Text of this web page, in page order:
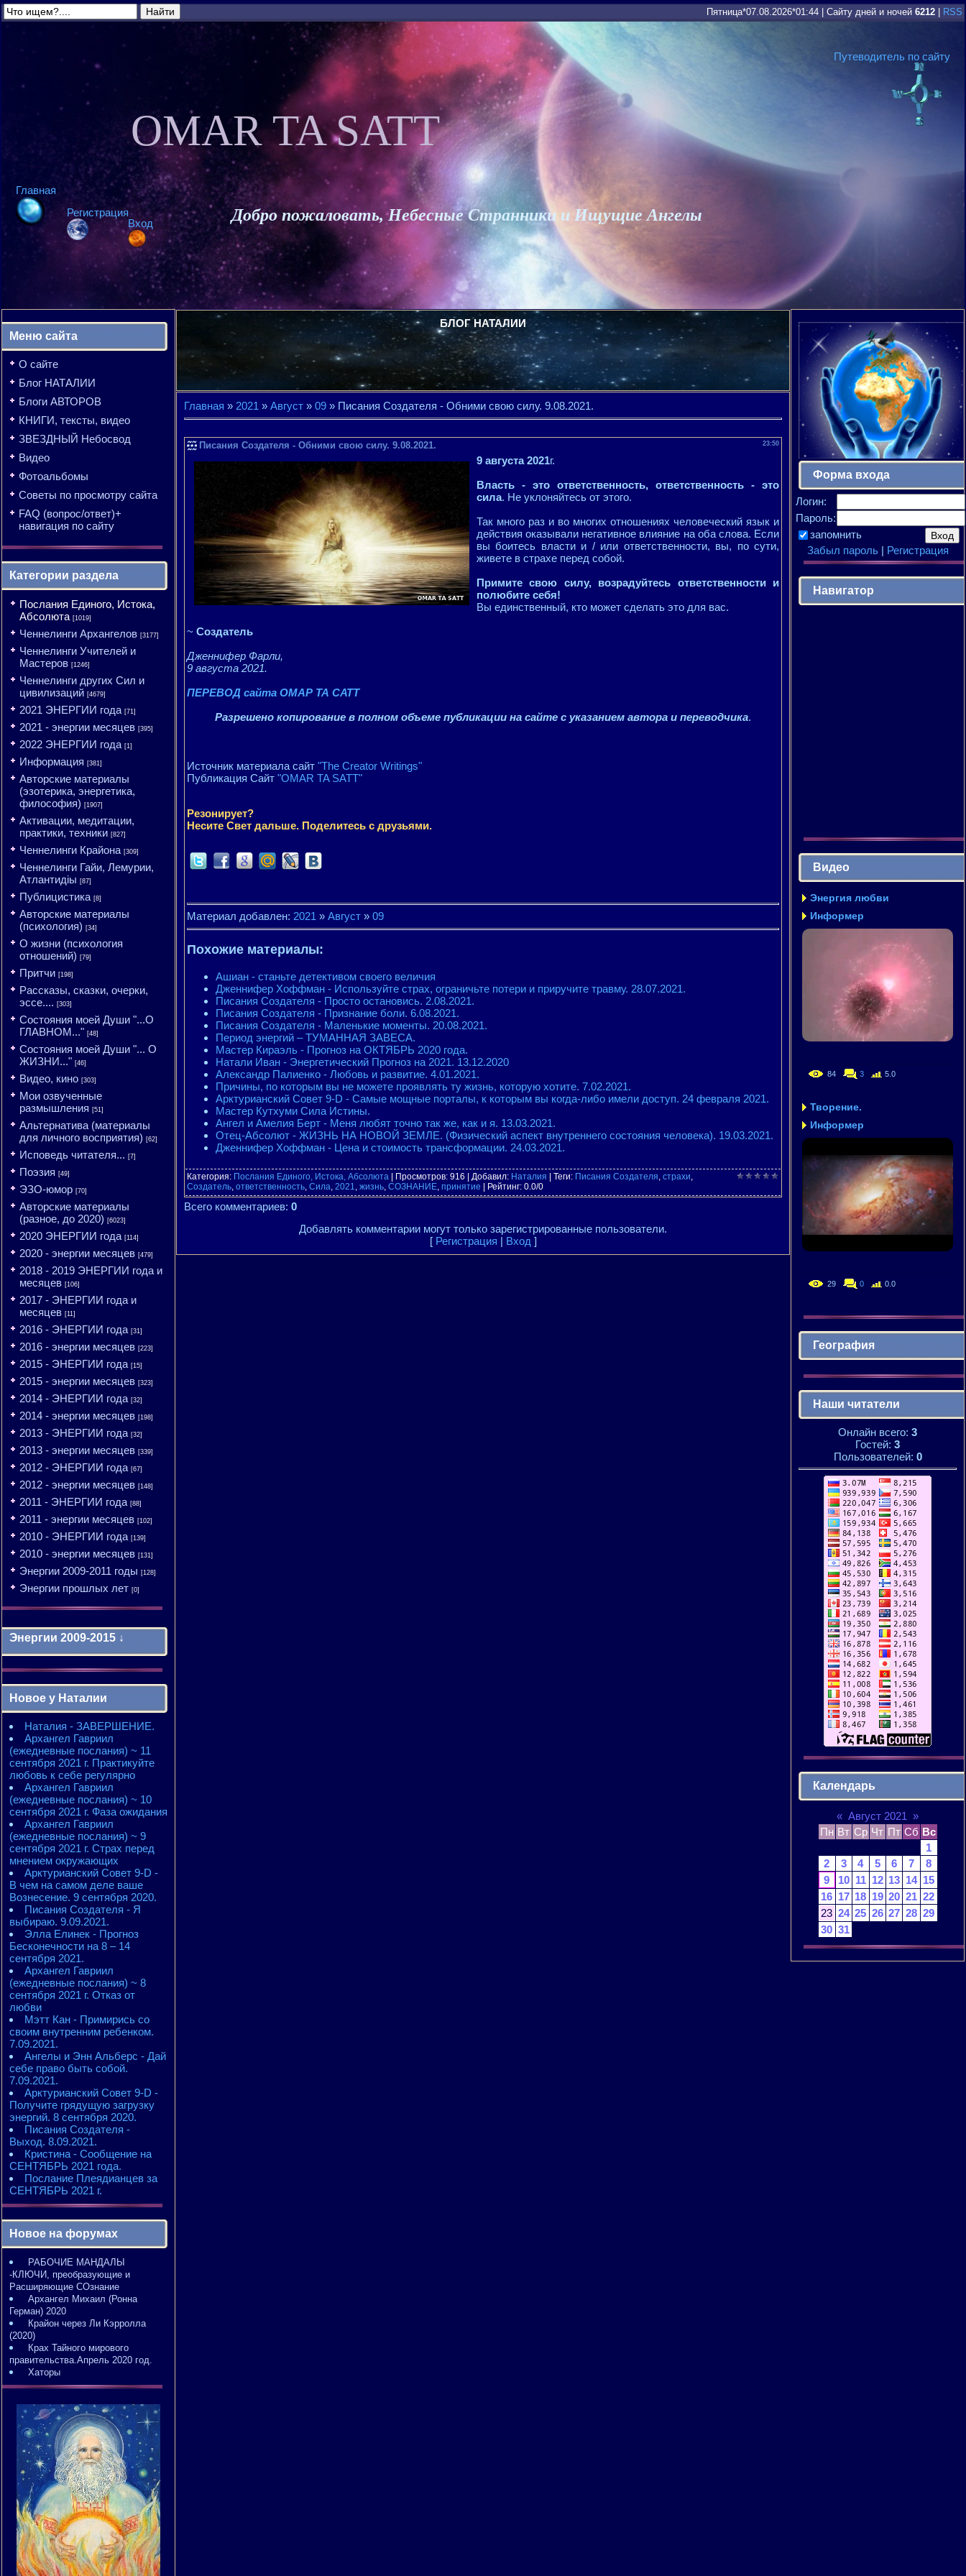
Пятница*07.08.2026*01:44 Сайту дней и ночей 6212 RSS
Путеводитель по сайту
Главная
Регистрация
Вход
OMAR TA SATT
Добро пожаловать, Небесные Странники и Ищущие Ангелы
Меню сайта
О сайте
Блог НАТАЛИИ
Блоги АВТОРОВ
КНИГИ, тексты, видео
ЗВЕЗДНЫЙ Небосвод
Видео
Фотоальбомы
Советы по просмотру сайта
FAQ (вопрос/ответ)+
навигация по сайту
Категории раздела
Послания Единого, Истока,
Абсолюта [1019]
Ченнелинги Архангелов [3177]
Ченнелинги Учителей и
Мастеров [1246]
Ченнелинги других Сил и
цивилизаций [4679]
2021 ЭНЕРГИИ года [71]
2021 - энергии месяцев [395]
2022 ЭНЕРГИИ года [1]
Информация [381]
Авторские материалы
(эзотерика, энергетика,
философия) [1907]
Активации, медитации,
практики, техники [827]
Ченнелинги Крайона [309]
Ченнелинги Гайи, Лемурии,
Атлантидіы [87]
Публицистика [8]
Авторские материалы
(психология) [34]
О жизни (психология
отношений) [79]
Притчи [198]
Рассказы, сказки, очерки,
эссе.... [303]
Состояния моей Души "...О
ГЛАВНОМ..." [48]
Состояния моей Души "... О
ЖИЗНИ..." [46]
Видео, кино [303]
Мои озвученные
размышления [51]
Альтернатива (материалы
для личного восприятия) [62]
Исповедь читателя... [7]
Поэзия [49]
ЭЗО-юмор [70]
Авторские материалы
(разное, до 2020) [6023]
2020 ЭНЕРГИИ года [114]
2020 - энергии месяцев [479]
2018 - 2019 ЭНЕРГИИ года и
месяцев [106]
2017 - ЭНЕРГИИ года и
месяцев [11]
2016 - ЭНЕРГИИ года [31]
2016 - энергии месяцев [223]
2015 - ЭНЕРГИИ года [15]
2015 - энергии месяцев [323]
2014 - ЭНЕРГИИ года [32]
2014 - энергии месяцев [198]
2013 - ЭНЕРГИИ года [32]
2013 - энергии месяцев [339]
2012 - ЭНЕРГИИ года [67]
2012 - энергии месяцев [148]
2011 - ЭНЕРГИИ года [88]
2011 - энергии месяцев [102]
2010 - ЭНЕРГИИ года [139]
2010 - энергии месяцев [131]
Энергии 2009-2011 годы [128]
Энергии прошлых лет [0]
Энергии 2009-2015 ↓
2010 - энергии месяцев
2010 - ЭНЕРГИИ года
2011 - энергии месяцев
2011 - ЭНЕРГИИ года
2012 - энергии месяцев
2012 - ЭНЕРГИИ года
2013 - энергии месяцев
2013 - ЭНЕРГИИ года
2014 - энергии месяцев
2014 - ЭНЕРГИИ года
2015 - энергии месяцев
2015 - ЭНЕРГИИ года
Новое у Наталии
Наталия - ЗАВЕРШЕНИЕ.
Архангел Гавриил
(ежедневные послания) ~ 11
сентября 2021 г. Практикуйте
любовь к себе регулярно
Архангел Гавриил
(ежедневные послания) ~ 10
сентября 2021 г. Фаза ожидания
Архангел Гавриил
(ежедневные послания) ~ 9
сентября 2021 г. Страх перед
мнением окружающих
Арктурианский Совет 9-D -
В чем на самом деле ваше
Вознесение. 9 сентября 2020.
Писания Создателя - Я
выбираю. 9.09.2021.
Элла Елинек - Прогноз
Бесконечности на 8 – 14
сентября 2021.
Архангел Гавриил
(ежедневные послания) ~ 8
сентября 2021 г. Отказ от
любви
Мэтт Кан - Примирись со
своим внутренним ребенком.
7.09.2021.
Ангелы и Энн Альберс - Дай
себе право быть собой.
7.09.2021.
Арктурианский Совет 9-D -
Получите грядущую загрузку
энергий. 8 сентября 2020.
Писания Создателя -
Выход. 8.09.2021.
Кристина - Сообщение на
СЕНТЯБРЬ 2021 года.
Послание Плеядианцев за
СЕНТЯБРЬ 2021 г.
Новое на форумах
РАБОЧИЕ МАНДАЛЫ
-КЛЮЧИ, преобразующие и
Расширяющие СОзнание
Архангел Михаил (Ронна
Герман) 2020
Крайон через Ли Кэрролла
(2020)
Крах Тайного мирового
правительства.Апрель 2020 год.
Хаторы
БЛОГ НАТАЛИИ
Главная » 2021 » Август » 09 » Писания Создателя - Обними свою силу. 9.08.2021.
23:50
Писания Создателя - Обними свою силу. 9.08.2021.
9 августа 2021г.
Власть - это ответственность, ответственность - это
сила. Не уклоняйтесь от этого.
Так много раз и во многих отношениях человеческий язык и
действия оказывали негативное влияние на оба слова. Если
вы боитесь власти и / или ответственности, вы, по сути,
живете в страхе перед собой.
Примите свою силу, возрадуйтесь ответственности и
полюбите себя!
Вы единственный, кто может сделать это для вас.
~ Создатель
Дженнифер Фарли,
9 августа 2021.
ПЕРЕВОД сайта ОМАР ТА САТТ
Разрешено копирование в полном объеме публикации на сайте с указанием автора и переводчика.
Источник материала сайт "The Creator Writings"
Публикация Сайт "OMAR TA SATT"
Резонирует?
Несите Свет дальше. Поделитесь с друзьями.
Материал добавлен: 2021 » Август » 09
Похожие материалы:
Ашиан - станьте детективом своего величия
Дженнифер Хоффман - Используйте страх, ограничьте потери и приручите травму. 28.07.2021.
Писания Создателя - Просто остановись. 2.08.2021.
Писания Создателя - Признание боли. 6.08.2021.
Писания Создателя - Маленькие моменты. 20.08.2021.
Период энергий – ТУМАННАЯ ЗАВЕСА.
Мастер Кираэль - Прогноз на ОКТЯБРЬ 2020 года.
Натали Иван - Энергетический Прогноз на 2021. 13.12.2020
Александр Палиенко - Любовь и развитие. 4.01.2021.
Причины, по которым вы не можете проявлять ту жизнь, которую хотите. 7.02.2021.
Арктурианский Совет 9-D - Самые мощные порталы, к которым вы когда-либо имели доступ. 24 февраля 2021.
Мастер Кутхуми Сила Истины.
Ангел и Амелия Берт - Меня любят точно так же, как и я. 13.03.2021.
Отец-Абсолют - ЖИЗНЬ НА НОВОЙ ЗЕМЛЕ. (Физический аспект внутреннего состояния человека). 19.03.2021.
Дженнифер Хоффман - Цена и стоимость трансформации. 24.03.2021.
Категория: Послания Единого, Истока, Абсолюта Просмотров: 916 | Добавил: Наталия Теги: Писания Создателя, страхи,
Создатель, ответственность, Сила, 2021, жизнь, СОЗНАНИЕ, принятие Рейтинг: 0.0/0
Всего комментариев: 0
Добавлять комментарии могут только зарегистрированные пользователи.
[ Регистрация | Вход ]
Форма входа
Логин:
Пароль:
запомнить
Забыл пароль| Регистрация
Навигатор
Видео
Энергия любви
Информер
84 3 5.0
Творение.
Информер
29 0 0.0
География
Наши читатели
Онлайн всего: 3
Гостей: 3
Пользователей: 0
Календарь
« Август 2021 »
Пн Вт Ср Чт Пт Сб Вс
1
2
3 4 5 6 7
8
9
10 11 12 13 14 15
16 17 18 19 20 21 22
23 24 25 26 27 28 29
30 31